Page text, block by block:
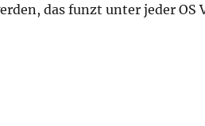
das funzt unter jeder OS